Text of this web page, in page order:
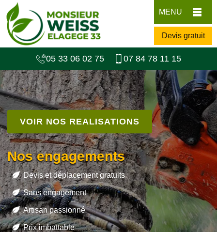
MENU
Devis gratuit
05 33 06 02 75 07 84 78 11 15
VOIR NOS REALISATIONS
Nos engagements
Devis et déplacement gratuits
Sans engagement
Artisan passionné
Prix imbattable